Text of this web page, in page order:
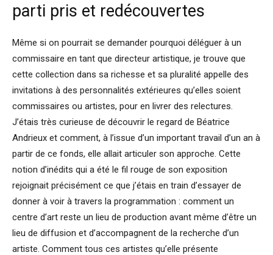
parti pris et redécouvertes
Même si on pourrait se demander pourquoi déléguer à un
commissaire en tant que directeur artistique, je trouve que
cette collection dans sa richesse et sa pluralité appelle des
invitations à des personnalités extérieures qu’elles soient
commissaires ou artistes, pour en livrer des relectures.
J’étais très curieuse de découvrir le regard de Béatrice
Andrieux et comment, à l’issue d’un important travail d’un an à
partir de ce fonds, elle allait articuler son approche. Cette
notion d’inédits qui a été le fil rouge de son exposition
rejoignait précisément ce que j’étais en train d’essayer de
donner à voir à travers la programmation : comment un
centre d’art reste un lieu de production avant même d’être un
lieu de diffusion et d’accompagnent de la recherche d’un
artiste. Comment tous ces artistes qu’elle présente